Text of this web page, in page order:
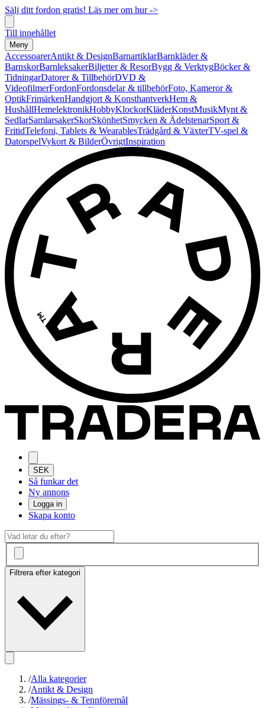
Sälj ditt fordon gratis! Läs mer om hur ->
Till innehållet
Meny
AccessoarerAntikt & DesignBarnartiklarBarnkläder &
BarnskorBarnleksakerBiljetter & ResorBygg & VerktygBöcker &
TidningarDatorer & TillbehörDVD &
VideofilmerFordonFordonsdelar & tillbehörFoto, Kameror &
OptikFrimärkenHandgjort & KonsthantverkHem &
HushållHemelektronikHobbyKlockorKläderKonstMusikMynt &
SedlarSamlarsakerSkorSkönhetSmycken & ÄdelstenarSport &
FritidTelefoni, Tablets & WearablesTrädgård & VäxterTV-spel &
DatorspelVykort & BilderÖvrigtInspiration
SEK
Så funkar det
Ny annons
Logga in
Skapa konto
Filtrera efter kategori
/Alla kategorier
/Antikt & Design
/Mässings- & Tennföremål